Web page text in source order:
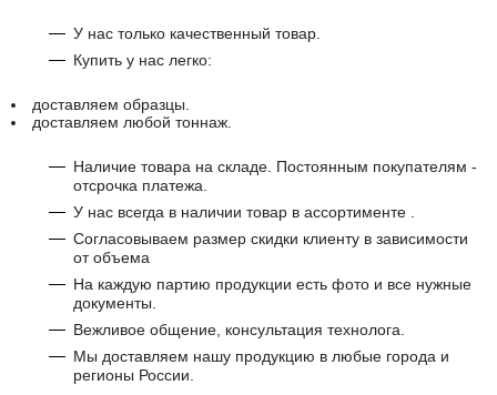
У нас только качественный товар.
Купить у нас легко:
доставляем образцы.
доставляем любой тоннаж.
Наличие товара на складе. Постоянным покупателям -
отсрочка платежа.
У нас всегда в наличии товар в ассортименте .
Согласовываем размер скидки клиенту в зависимости
от объема
На каждую партию продукции есть фото и все нужные
документы.
Вежливое общение, консультация технолога.
Мы доставляем нашу продукцию в любые города и
регионы России.